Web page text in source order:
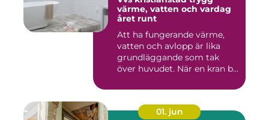
värme, vatten och vardag
året runt
Att ha fungerande värme,
vatten och avlopp är lika
grundläggande som tak
över huvudet. När en kran b...
01. jun